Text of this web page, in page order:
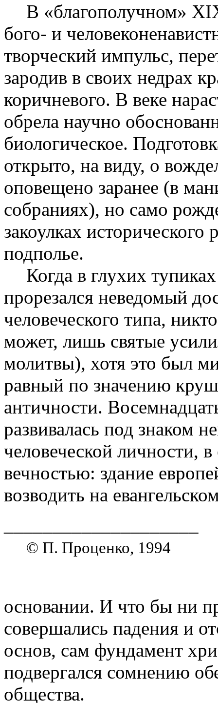
В «благополучном»
бого- и
творческий импульс,
зародив в своих недрах
коричневого. В веке
обрела научно
биологическое.
открыто, на виду, о
оповещено заранее (в
собраниях), но само
закоулках
подполье.
Когда в глухих
прорезался неведомый
человеческого типа,
может, лишь святые
молитвы), хотя это был
равный по значению
античности.
развивалась под знаком
человеческой личности,
вечностью: здание
возводить на
© П. Проценко, 1994
основании. И что бы ни
совершались падения и
основ, сам фундамент
подвергался сомнению
общества.